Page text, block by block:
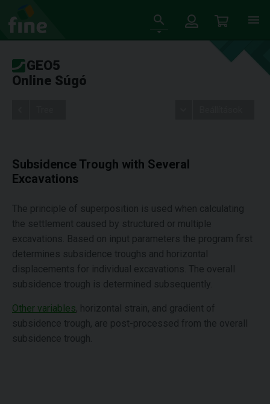
GEO5
Online Súgó
Subsidence Trough with Several
Excavations
The principle of superposition is used when calculating
the settlement caused by structured or multiple
excavations. Based on input parameters the program first
determines subsidence troughs and horizontal
displacements for individual excavations. The overall
subsidence trough is determined subsequently.
Other variables, horizontal strain, and gradient of
subsidence trough, are post-processed from the overall
subsidence trough.